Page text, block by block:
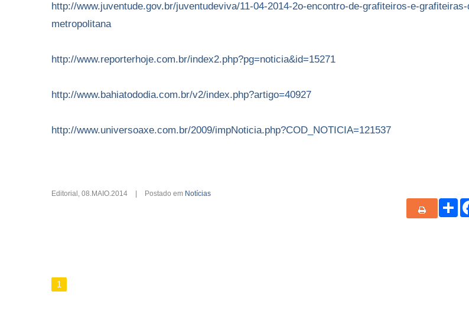
http://www.juventude.gov.br/juventudeviva/11-04-2014-2o-encontro-de-grafiteiros-e-
metropolitana
http://www.reporterhoje.com.br/index2.php?pg=noticia&id=15271
http://www.bahiatododia.com.br/v2/index.php?artigo=40927
http://www.universoaxe.com.br/2009/impNoticia.php?COD_NOTICIA=121537
Editorial , 08.MAIO.2014 Postado em Notícias
1